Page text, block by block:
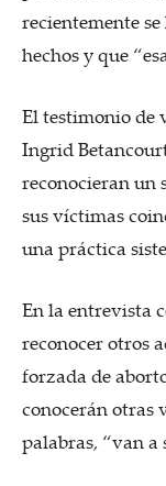
recientemente
hechos y que
El testimonio de
Ingrid
reconocieran un
sus víctimas
una práctica
En la entrevista
reconocer otros
forzada de
conocerán otras
palabras, “van a